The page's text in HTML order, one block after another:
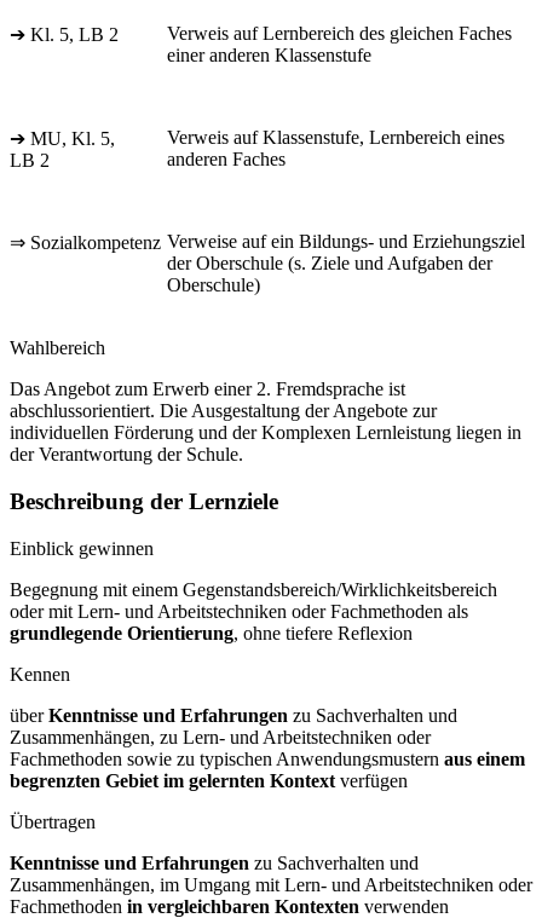
➔ Kl. 5, LB 2
Verweis auf Lernbereich des gleichen Faches
einer anderen Klassenstufe
➔ MU, Kl. 5,
LB 2
Verweis auf Klassenstufe, Lernbereich eines
anderen Faches
⇒ Sozialkompetenz Verweise auf ein Bildungs- und Erziehungsziel
der Oberschule (s. Ziele und Aufgaben der
Oberschule)
Wahlbereich
Das Angebot zum Erwerb einer 2. Fremdsprache ist
abschlussorientiert. Die Ausgestaltung der Angebote zur
individuellen Förderung und der Komplexen Lernleistung liegen in
der Verantwortung der Schule.
Beschreibung der Lernziele
Einblick gewinnen
Begegnung mit einem Gegenstandsbereich/Wirklichkeitsbereich
oder mit Lern- und Arbeitstechniken oder Fachmethoden als
grundlegende Orientierung, ohne tiefere Reflexion
Kennen
überKenntnisse und Erfahrungen zu Sachverhalten und
Zusammenhängen, zu Lern- und Arbeitstechniken oder
Fachmethoden sowie zu typischen Anwendungsmustern aus einem
begrenzten Gebiet im gelernten Kontext verfügen
Übertragen
Kenntnisse und Erfahrungen zu Sachverhalten und
Zusammenhängen, im Umgang mit Lern- und Arbeitstechniken oder
Fachmethoden in vergleichbaren Kontexten verwenden